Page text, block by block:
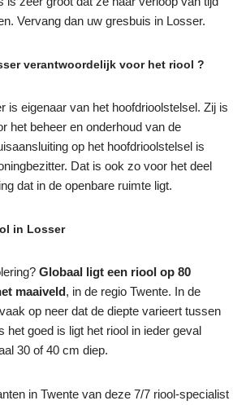
Vervang dan uw gresbuis in Losser.
verantwoordelijk voor het riool ?
is eigenaar van het hoofdrioolstelsel. Zij is
het beheer en onderhoud van de
op het hoofdrioolstelsel is
Dat is ook zo voor het deel
dat in de openbare ruimte ligt.
in Losser
Globaal ligt een riool op 80
maaiveld, in de regio Twente. In de
op neer dat de diepte varieert tussen
het goed is ligt het riool in ieder geval
30 of 40 cm diep.
in Twente van deze 7/7 riool-specialist